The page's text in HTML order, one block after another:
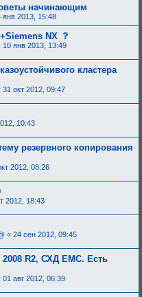
ю
щ
е
е
о
о
б
е
н
и
:
начинающим
янв 2013, 15:48
NX
б
щ
е
у
е
б
е
и
я
10 янв 2013, 13:49
кластера
31 окт 2012, 09:47
10:43
резервного копирования
2012, 08:26
2012, 18:43
« 24 сен 2012, 09:45
R2, СХД EMC. Есть
01 авг 2012, 06:39